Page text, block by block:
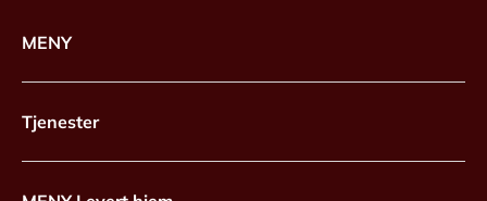
MENY
Tjenester